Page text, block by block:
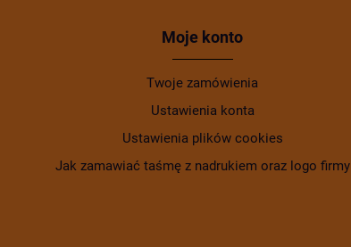
Moje konto
Twoje zamówienia
Ustawienia konta
Ustawienia plików cookies
Jak zamawiać taśmę z nadrukiem oraz logo firmy